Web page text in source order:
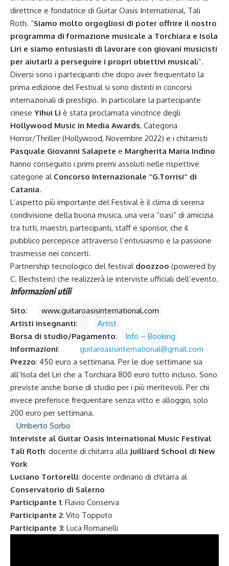
direttrice e fondatrice di Guitar Oasis International, Tali
Roth. “Siamo molto orgogliosi di poter offrire il nostro
programma di formazione musicale a Torchiara e Isola
Liri e siamo entusiasti di lavorare con giovani musicisti
per aiutarli a perseguire i propri obiettivi musicali”.
Diversi sono i partecipanti che dopo aver frequentato la
prima edizione del Festival si sono distinti in concorsi
internazionali di prestigio. In particolare la partecipante
cinese Yihui Li è stata proclamata vincitrice degli
Hollywood Music in Media Awards, Categoria
Horror/Thriller (Hollywood, Novembre 2022) e i chitarristi
Pasquale Giovanni Salapete e Margherita Maria Indino
hanno conseguito i primi premi assoluti nelle rispettive
categorie al Concorso Internazionale “G.Torrisi” di
Catania.
L’aspetto più importante del Festival è il clima di serena
condivisione della buona musica, una vera “oasi” di amicizia
tra tutti, maestri, partecipanti, staff e sponsor, che il
pubblico percepisce attraverso l’entusiasmo e la passione
trasmesse nei concerti.
Partnership tecnologico del festival doozzoo (powered by
C. Bechstein) che realizzerà le interviste ufficiali dell’evento.
Informazioni utili
Sito:
www.guitaroasisinternational.com
Artisti insegnanti:
Artist
Borsa di studio/Pagamento:
Info – Booking
Informazioni:
guitaroasisinternational@gmail.com
Prezzo: 450 euro a settimana. Per le due settimane sia
all’Isola del Liri che a Torchiara 800 euro tutto incluso. Sono
previste anche borse di studio per i più meritevoli. Per chi
invece preferisce frequentare senza vitto e alloggio, solo
200 euro per settimana.
Umberto Sorbo
Interviste al Guitar Oasis International Music Festival
Tali Roth: docente di chitarra alla Juilliard School di New
York
Luciano Tortorelli: docente ordinario di chitarra al
Conservatorio di Salerno
Participante 1: Flavio Conserva
Participante 2: Vito Topputo
Participante 3: Luca Romanelli